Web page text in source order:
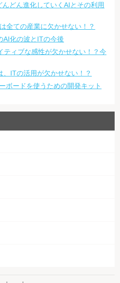
どん進化していくAIとその利用
全ての産業に欠かせない！？
AI化の波とITの今後
ティブな感性が欠かせない！？今
、ITの活用が欠かせない！？
ボードを使うための開発キット